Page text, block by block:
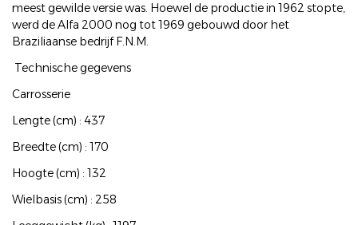
meest gewilde versie was. Hoewel de productie in 1962 stopte,
werd de Alfa 2000 nog tot 1969 gebouwd door het
Braziliaanse bedrijf F.N.M.
Technische gegevens
Carrosserie
Lengte (cm) : 437
Breedte (cm) : 170
Hoogte (cm) : 132
Wielbasis (cm) : 258